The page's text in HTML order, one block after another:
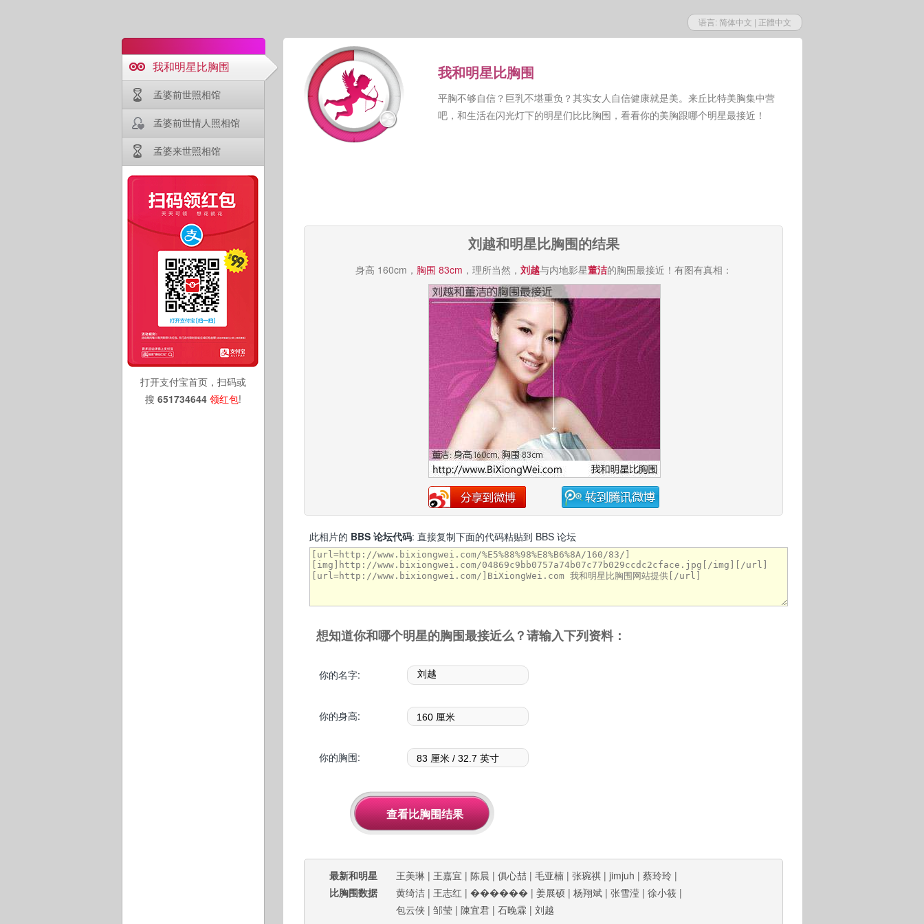
语言: 简体中文 | 正體中文
我和明星比胸围
孟婆前世照相馆
孟婆前世情人照相馆
孟婆来世照相馆
打开支付宝首页，扫码或
搜 651734644 领红包!
我和明星比胸围
平胸不够自信？巨乳不堪重负？其实女人自信健康就是美。来丘比特美胸集中营
吧，和生活在闪光灯下的明星们比比胸围，看看你的美胸跟哪个明星最接近！
刘越和明星比胸围的结果
身高 160cm， 胸围 83cm ，理所当然， 刘越与内地影星董洁的胸围最接近！有图有真相：
此相片的 BBS 论坛代码: 直接复制下面的代码粘贴到 BBS 论坛
想知道你和哪个明星的胸围最接近么？请输入下列资料：
你的名字:
你的身高:
你的胸围:
最新和明星
比胸围数据
王美琳 | 王嘉宜 | 陈晨 | 俱心喆 | 毛亚楠 | 张琬祺 | jimjuh | 蔡玲玲 |
黄绮洁 | 王志红 | ������ | 姜展硕 | 杨翔斌 | 张雪滢 | 徐小筱 |
包云侠 | 邹莹 | 陳宜君 | 石晚霖 | 刘越